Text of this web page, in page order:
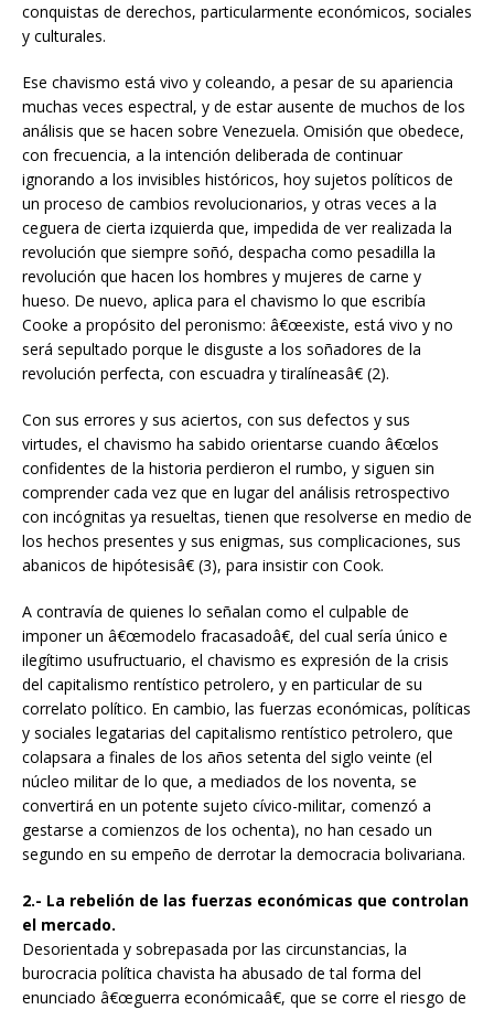
conquistas de derechos, particularmente económicos, sociales
y culturales.
Ese chavismo está vivo y coleando, a pesar de su apariencia
muchas veces espectral, y de estar ausente de muchos de los
análisis que se hacen sobre Venezuela. Omisión que obedece,
con frecuencia, a la intención deliberada de continuar
ignorando a los invisibles históricos, hoy sujetos políticos de
un proceso de cambios revolucionarios, y otras veces a la
ceguera de cierta izquierda que, impedida de ver realizada la
revolución que siempre soñó, despacha como pesadilla la
revolución que hacen los hombres y mujeres de carne y
hueso. De nuevo, aplica para el chavismo lo que escribía
Cooke a propósito del peronismo: â€œexiste, está vivo y no
será sepultado porque le disguste a los soñadores de la
revolución perfecta, con escuadra y tiralíneasâ€ (2).
Con sus errores y sus aciertos, con sus defectos y sus
virtudes, el chavismo ha sabido orientarse cuando â€œlos
confidentes de la historia perdieron el rumbo, y siguen sin
comprender cada vez que en lugar del análisis retrospectivo
con incógnitas ya resueltas, tienen que resolverse en medio de
los hechos presentes y sus enigmas, sus complicaciones, sus
abanicos de hipótesisâ€ (3), para insistir con Cook.
A contravía de quienes lo señalan como el culpable de
imponer un â€œmodelo fracasadoâ€, del cual sería único e
ilegítimo usufructuario, el chavismo es expresión de la crisis
del capitalismo rentístico petrolero, y en particular de su
correlato político. En cambio, las fuerzas económicas, políticas
y sociales legatarias del capitalismo rentístico petrolero, que
colapsara a finales de los años setenta del siglo veinte (el
núcleo militar de lo que, a mediados de los noventa, se
convertirá en un potente sujeto cívico-militar, comenzó a
gestarse a comienzos de los ochenta), no han cesado un
segundo en su empeño de derrotar la democracia bolivariana.
2.- La rebelión de las fuerzas económicas que controlan
el mercado.
Desorientada y sobrepasada por las circunstancias, la
burocracia política chavista ha abusado de tal forma del
enunciado â€œguerra económicaâ€, que se corre el riesgo de